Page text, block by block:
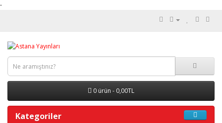
-
0 ürün - 0,00TL
Kategoriler